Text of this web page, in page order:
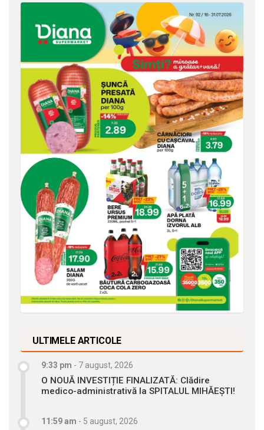
ULTIMELE ARTICOLE
9:33 pm - 7 august, 2026
O NOUĂ INVESTIȚIE FINALIZATĂ: Clădire
medico-administrativă la SPITALUL MIHĂEȘTI!
11:59 am - 5 august, 2026